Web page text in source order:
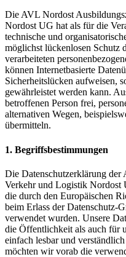
Die AVL Nordost
Nordost UG hat als für die
technische und
möglichst lückenlosen Schutz
verarbeiteten
können Internetbasierte
Sicherheitslücken aufweisen,
gewährleistet werden kann.
betroffenen Person frei,
alternativen Wegen,
übermitteln.
1. Begriffsbestimmungen
Die Datenschutzerklärung
Verkehr und Logistik Nordost
die durch den Europäischen
beim Erlass der Datenschutz-
verwendet wurden. Unsere
die Öffentlichkeit als auch für
einfach lesbar und
möchten wir vorab die